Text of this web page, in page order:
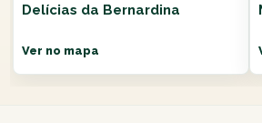
Delícias da Bernardina
Ver no mapa